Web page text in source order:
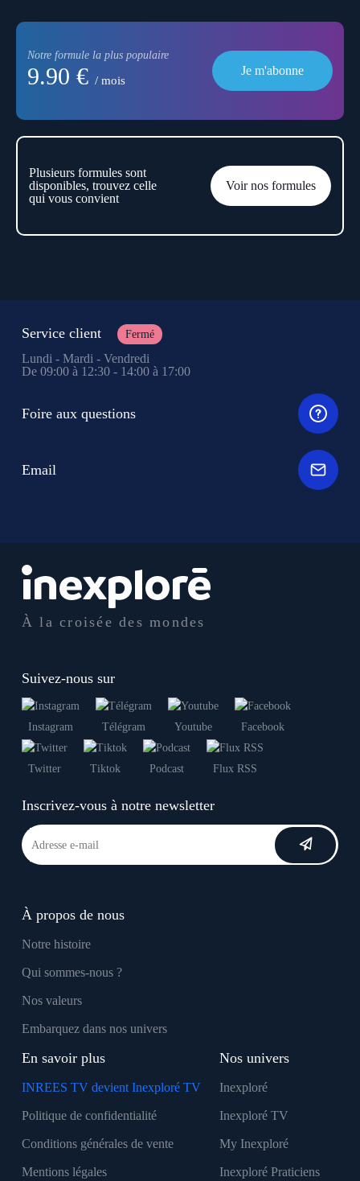
Notre formule la plus populaire
9.90 € / mois
Je m'abonne
Plusieurs formules sont
disponibles, trouvez celle
qui vous convient
Voir nos formules
À la croisée des mondes
Suivez-nous sur
Instagram Télégram Youtube Facebook
Twitter Tiktok Podcast Flux RSS
Inscrivez-vous à notre newsletter
À propos de nous
Notre histoire
Qui sommes-nous ?
Nos valeurs
Embarquez dans nos univers
En savoir plus
INREES TV devient Inexploré TV
Politique de confidentialité
Conditions générales de vente
Mentions légales
Nos univers
Inexploré
Inexploré TV
My Inexploré
Inexploré Praticiens
Service client Fermé
Lundi - Mardi - Vendredi
De 09:00 à 12:30 - 14:00 à 17:00
Foire aux questions
Email